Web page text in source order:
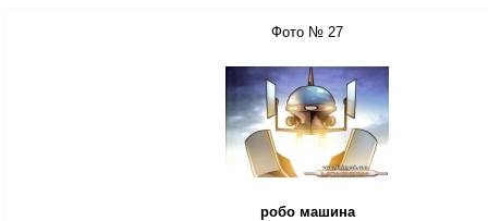
Фото № 27
робо машина